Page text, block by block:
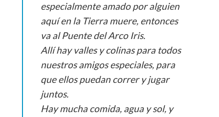
especialmente amado por alguien
aquí en la Tierra muere, entonces
va al Puente del Arco Iris.
Allí hay valles y colinas para todos
nuestros amigos especiales, para
que ellos puedan correr y jugar
juntos.
Hay mucha comida, agua y sol, y